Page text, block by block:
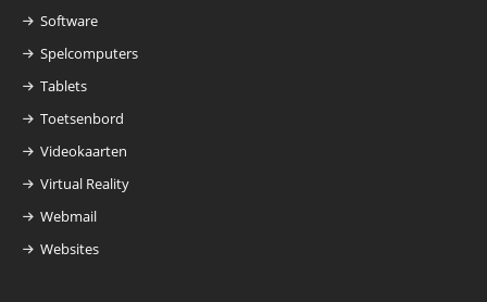
Software
Spelcomputers
Tablets
Toetsenbord
Videokaarten
Virtual Reality
Webmail
Websites